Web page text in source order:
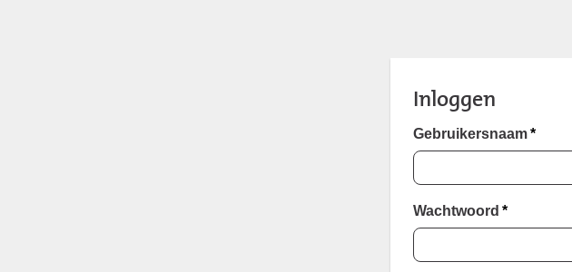
Inloggen
Gebruikersnaam *
Wachtwoord *